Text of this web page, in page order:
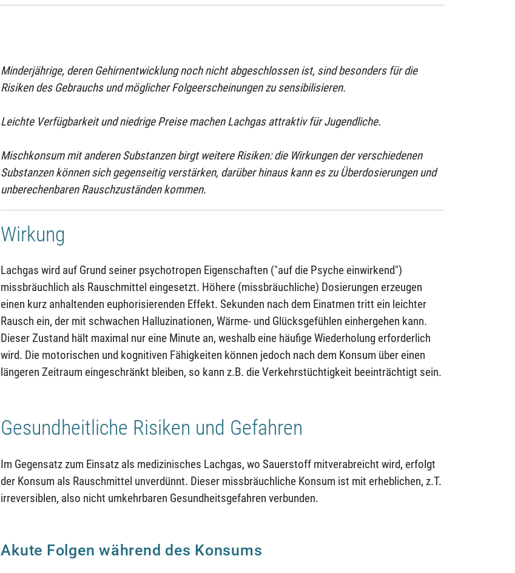
Minderjährige, deren Gehirnentwicklung noch nicht abgeschlossen ist, sind besonders für die
Risiken des Gebrauchs und möglicher Folgeerscheinungen zu sensibilisieren.
Leichte Verfügbarkeit und niedrige Preise machen Lachgas attraktiv für Jugendliche.
Mischkonsum mit anderen Substanzen birgt weitere Risiken: die Wirkungen der verschiedenen
Substanzen können sich gegenseitig verstärken, darüber hinaus kann es zu Überdosierungen und
unberechenbaren Rauschzuständen kommen.
Wirkung
Lachgas wird auf Grund seiner psychotropen Eigenschaften ("auf die Psyche einwirkend")
missbräuchlich als Rauschmittel eingesetzt. Höhere (missbräuchliche) Dosierungen erzeugen
einen kurz anhaltenden euphorisierenden Effekt. Sekunden nach dem Einatmen tritt ein leichter
Rausch ein, der mit schwachen Halluzinationen, Wärme- und Glücksgefühlen einhergehen kann.
Dieser Zustand hält maximal nur eine Minute an, weshalb eine häufige Wiederholung erforderlich
wird. Die motorischen und kognitiven Fähigkeiten können jedoch nach dem Konsum über einen
längeren Zeitraum eingeschränkt bleiben, so kann z.B. die Verkehrstüchtigkeit beeinträchtigt sein.
Gesundheitliche Risiken und Gefahren
Im Gegensatz zum Einsatz als medizinisches Lachgas, wo Sauerstoff mitverabreicht wird, erfolgt
der Konsum als Rauschmittel unverdünnt. Dieser missbräuchliche Konsum ist mit erheblichen, z.T.
irreversiblen, also nicht umkehrbaren Gesundheitsgefahren verbunden.
Akute Folgen während des Konsums